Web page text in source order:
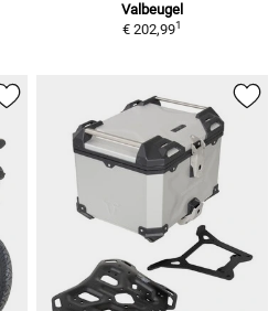
Valbeugel
€ 202,991